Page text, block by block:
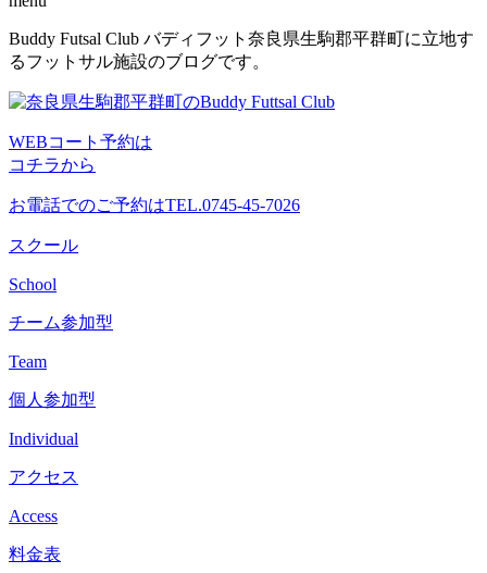
コ
ン
ン
へ
ス
キ
ッ
プ
Buddy Futsal Club バディフット奈良県生駒郡平群町に立地す
るフットサル施設のブログです。
WEBコート予約は
コチラから
お電話でのご予約はTEL.0745-45-7026
スクール
School
チーム参加型
Team
個人参加型
Individual
アクセス
Access
料金表